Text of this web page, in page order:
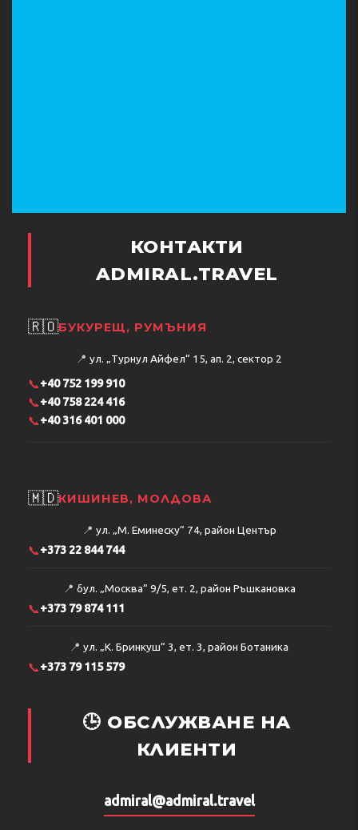
КОНТАКТИ
ADMIRAL.TRAVEL
🇷🇴БУКУРЕЩ, РУМЪНИЯ
📍 ул. „Турнул Айфел“ 15, ап. 2, сектор 2
📞+40 752 199 910
📞+40 758 224 416
📞+40 316 401 000
🇲🇩КИШИНЕВ, МОЛДОВА
📍 ул. „М. Еминеску“ 74, район Център
📞+373 22 844 744
📍 бул. „Москва“ 9/5, ет. 2, район Ръшкановка
📞+373 79 874 111
📍 ул. „К. Бринкуш“ 3, ет. 3, район Ботаника
📞+373 79 115 579
🕒 ОБСЛУЖВАНЕ НА
КЛИЕНТИ
admiral@admiral.travel